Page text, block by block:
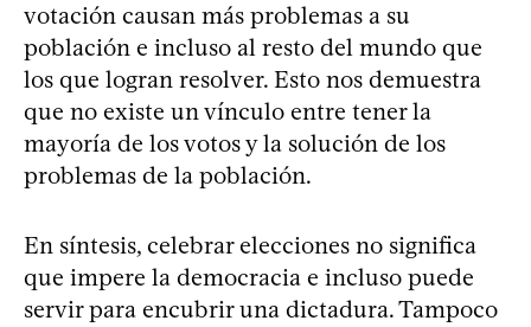
votación causan más problemas a su
población e incluso al resto del mundo que
los que logran resolver. Esto nos demuestra
que no existe un vínculo entre tener la
mayoría de los votos y la solución de los
problemas de la población.
En síntesis, celebrar elecciones no significa
que impere la democracia e incluso puede
servir para encubrir una dictadura. Tampoco